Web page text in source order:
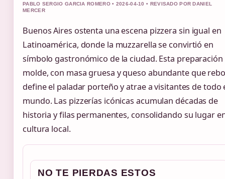
PABLO SERGIO GARCIA ROMERO • 2026-04-10 • REVISADO POR DANIEL
MERCER
Buenos Aires ostenta una escena pizzera sin igual en
Latinoamérica, donde la muzzarella se convirtió en
símbolo gastronómico de la ciudad. Esta preparación
molde, con masa gruesa y queso abundante que
define el paladar porteño y atrae a visitantes de todo
mundo. Las pizzerías icónicas acumulan décadas de
historia y filas permanentes, consolidando su lugar
cultura local.
NO TE PIERDAS ESTOS